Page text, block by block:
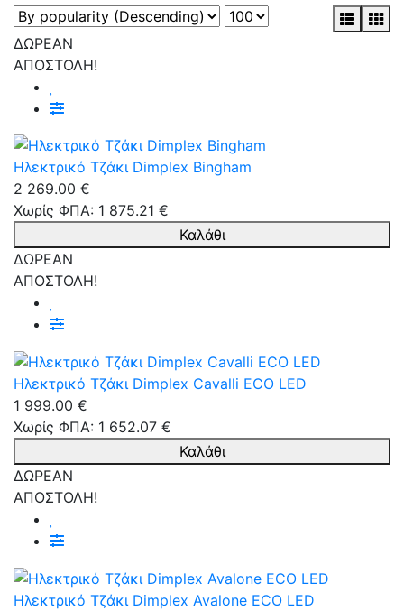
ΔΩΡΕΑΝ
ΑΠΟΣΤΟΛΗ!
Ηλεκτρικό Τζάκι Dimplex Bingham
2 269.00 €
Χωρίς ΦΠΑ: 1 875.21 €
Καλάθι
ΔΩΡΕΑΝ
ΑΠΟΣΤΟΛΗ!
Ηλεκτρικό Τζάκι Dimplex Cavalli ECO LED
1 999.00 €
Χωρίς ΦΠΑ: 1 652.07 €
Καλάθι
ΔΩΡΕΑΝ
ΑΠΟΣΤΟΛΗ!
Ηλεκτρικό Τζάκι Dimplex Avalone ECO LED